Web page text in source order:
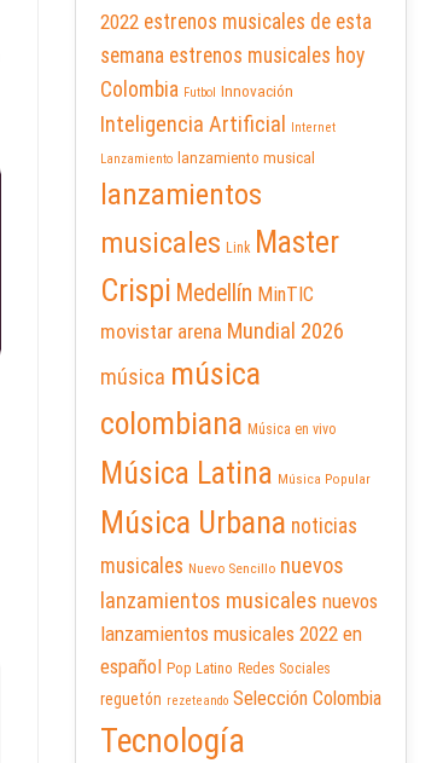
2022 estrenos musicales de esta
semana estrenos musicales hoy
Colombia Futbol Innovación
Inteligencia Artificial
Internet
Lanzamiento
lanzamiento musical
lanzamientos
musicales Link Master
Crispi Medellín MinTIC
movistar arena Mundial 2026
música música
colombiana Música en vivo
Música Latina Música Popular
Música Urbana noticias
musicales Nuevo Sencillo nuevos
lanzamientos musicales nuevos
lanzamientos musicales 2022 en
español Pop Latino Redes Sociales
reguetón rezeteando Selección Colombia
Tecnología